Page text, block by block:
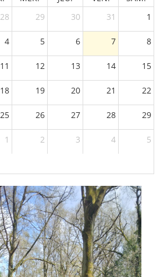
28 29 30 31 1
4 5 6 7 8
11 12 13 14 15
18 19 20 21 22
25 26 27 28 29
1 2 3 4 5